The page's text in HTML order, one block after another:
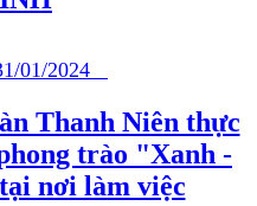
01/2024
Thanh Niên thực
trào "Xanh -
nơi làm việc